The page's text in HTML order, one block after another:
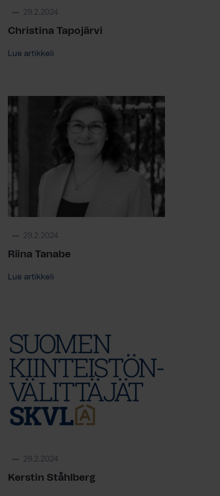
29.2.2024
Christina Tapojärvi
Lue artikkeli
29.2.2024
Riina Tanabe
Lue artikkeli
29.2.2024
Kerstin Ståhlberg